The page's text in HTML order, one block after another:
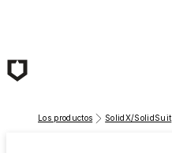
Los productos SolidX/SolidSuit